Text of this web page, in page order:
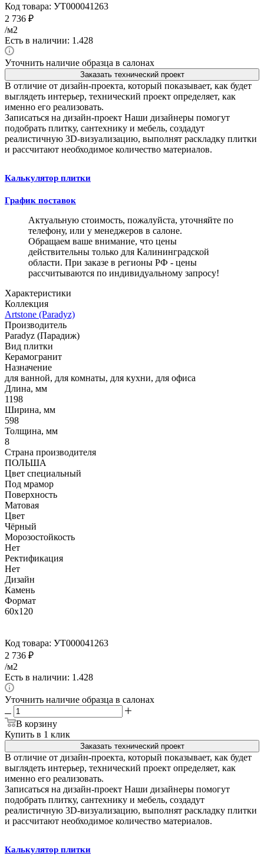
Код товара: УТ000041263
2 736 ₽
/м2
Есть в наличии: 1.428
Уточнить наличие образца в салонах
Заказать технический проект
В отличие от дизайн-проекта, который показывает, как будет
выглядеть интерьер, технический проект определяет, как
именно его реализовать.
Записаться на дизайн-проект Наши дизайнеры помогут
подобрать плитку, сантехнику и мебель, создадут
реалистичную 3D-визуализацию, выполнят раскладку плитки
и рассчитают необходимое количество материалов.
Калькулятор плитки
График поставок
Актуальную стоимость, пожалуйста, уточняйте по
телефону, или у менеджеров в салоне.
Обращаем ваше внимание, что цены
действительны только для Калининградской
области. При заказе в регионы РФ - цены
рассчитываются по индивидуальному запросу!
Характеристики
Коллекция
Artstone (Paradyz)
Производитель
Paradyz (Парадиж)
Вид плитки
Керамогранит
Назначение
для ванной, для комнаты, для кухни, для офиса
Длина, мм
1198
Ширина, мм
598
Толщина, мм
8
Страна производителя
ПОЛЬША
Цвет специальный
Под мрамор
Поверхность
Матовая
Цвет
Чёрный
Морозостойкость
Нет
Ректификация
Нет
Дизайн
Камень
Формат
60x120
Код товара: УТ000041263
2 736 ₽
/м2
Есть в наличии: 1.428
Уточнить наличие образца в салонах
В корзину
Купить в 1 клик
Заказать технический проект
В отличие от дизайн-проекта, который показывает, как будет
выглядеть интерьер, технический проект определяет, как
именно его реализовать.
Записаться на дизайн-проект Наши дизайнеры помогут
подобрать плитку, сантехнику и мебель, создадут
реалистичную 3D-визуализацию, выполнят раскладку плитки
и рассчитают необходимое количество материалов.
Калькулятор плитки